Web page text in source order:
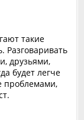
такие
Разговаривать
друзьями,
будет легче
проблемами,